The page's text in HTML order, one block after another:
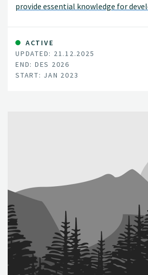
provide essential knowledge for
ACTIVE
UPDATED: 21.12.2025
END: DES 2026
START: JAN 2023